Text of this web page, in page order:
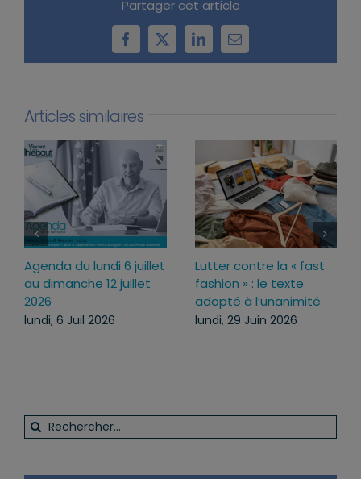
Partager cet article
Facebook
X LinkedInEmail
Articles similaires
Loi d’urgence agricole :
pourquoi j’ai voté pour
ce texte
mercredi, 22 Juil 2026
Agenda du lundi 13
juillet au dimanche 19
juillet 2026
lundi, 13 Juil 2026
Rechercher: